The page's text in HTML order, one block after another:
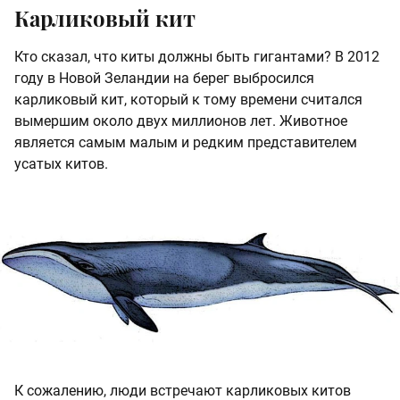
Карликовый кит
Кто сказал, что киты должны быть гигантами? В 2012
году в Новой Зеландии на берег выбросился
карликовый кит, который к тому времени считался
вымершим около двух миллионов лет. Животное
является самым малым и редким представителем
усатых китов.
К сожалению, люди встречают карликовых китов